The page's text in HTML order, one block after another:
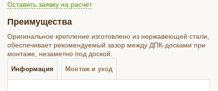
Оставить заявку на расчет
Преимущества
Оригинальное крепление изготовлено из нержавеющей стали,
обеспечивает рекомендуемый зазор между ДПК-досками при
монтаже, незаметно под доской.
Информация Монтаж и уход